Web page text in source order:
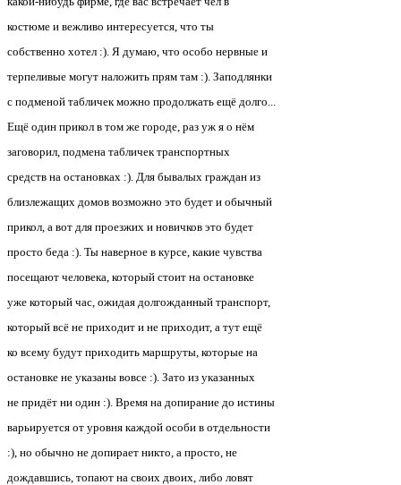
костюме и вежливо интересуется, что ты
собственно хотел :). Я думаю, что особо нервные и
терпеливые могут наложить прям там :). Заподлянки
с подменой табличек можно продолжать ещё долго...
Ещё один прикол в том же городе, раз уж я о нём
заговорил, подмена табличек транспортных
средств на остановках :). Для бывалых граждан из
близлежащих домов возможно это будет и обычный
прикол, а вот для проезжих и новичков это будет
просто беда :). Ты наверное в курсе, какие чувства
посещают человека, который стоит на остановке
уже который час, ожидая долгожданный транспорт,
который всё не приходит и не приходит, а тут ещё
ко всему будут приходить маршруты, которые на
остановке не указаны вовсе :). Зато из указанных
не придёт ни один :). Время на допирание до истины
варьируется от уровня каждой особи в отдельности
:), но обычно не допирает никто, а просто, не
дождавшись, топают на своих двоих, либо ловят